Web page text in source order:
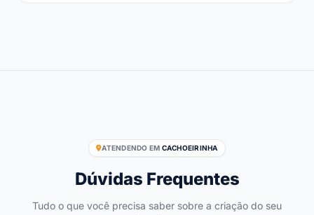
ATENDENDO EM CACHOEIRINHA
Dúvidas Frequentes
Tudo o que você precisa saber sobre a criação do seu